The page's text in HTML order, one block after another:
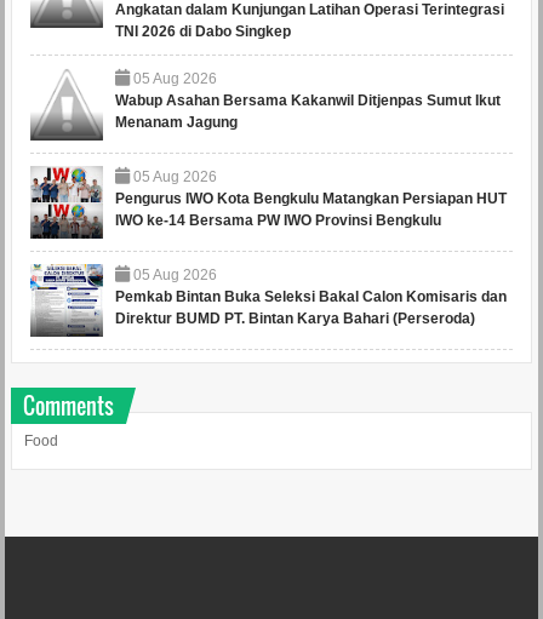
Angkatan dalam Kunjungan Latihan Operasi Terintegrasi
TNI 2026 di Dabo Singkep
05 Aug 2026
Wabup Asahan Bersama Kakanwil Ditjenpas Sumut Ikut
Menanam Jagung
05 Aug 2026
Pengurus IWO Kota Bengkulu Matangkan Persiapan HUT
IWO ke-14 Bersama PW IWO Provinsi Bengkulu
05 Aug 2026
Pemkab Bintan Buka Seleksi Bakal Calon Komisaris dan
Direktur BUMD PT. Bintan Karya Bahari (Perseroda)
Comments
Food